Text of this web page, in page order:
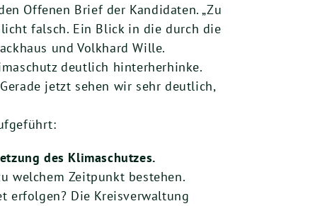
Offenen Brief der Kandidaten. „Zu
falsch. Ein Blick in die durch die
und Volkhard Wille.
deutlich hinterherhinke.
jetzt sehen wir sehr deutlich,
des Klimaschutzes.
welchem Zeitpunkt bestehen.
erfolgen? Die Kreisverwaltung